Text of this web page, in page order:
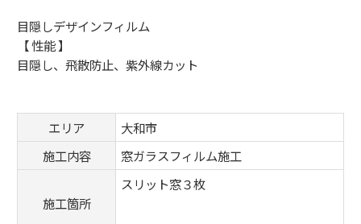
目隠しデザインフィルム
【 性能 】
目隠し、飛散防止、紫外線カット
エリア
大和市
施工内容
窓ガラスフィルム施工
施工箇所
スリット窓３枚